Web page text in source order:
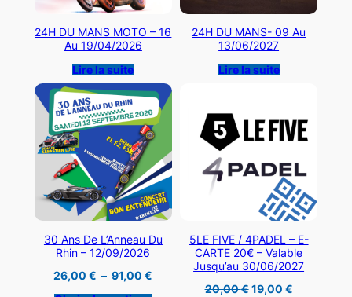
24H DU MANS MOTO – 16
Au 19/04/2026
Lire la suite
24H DU MANS- 09 Au
13/06/2027
Lire la suite
30 Ans De L’Anneau Du
Rhin – 12/09/2026
26,00€ – 91,00€
5LE FIVE / 4PADEL – E-
CARTE 20€ – Valable
Jusqu’au 30/06/2027
20,00€ Le
19,00 €Le